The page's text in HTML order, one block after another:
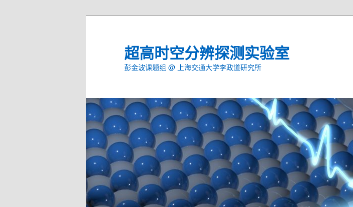
超高时空分辨探测实验室
彭金波课题组 @ 上海交通大学李政道研究所